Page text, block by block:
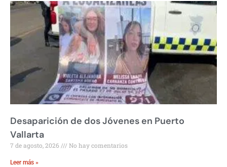
Desaparición de dos Jóvenes en Puerto
Vallarta
7 de agosto, 2026 No hay comentarios
Leer más »